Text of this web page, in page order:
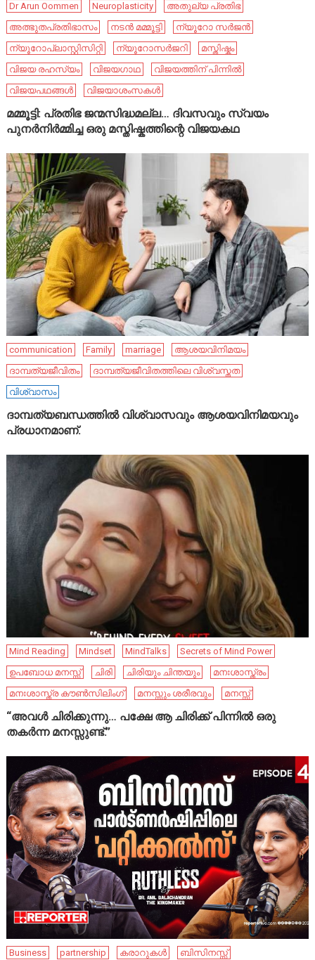
Dr Arun Oommen Neuroplasticity
അതുല്യ പ്രതിഭ
അത്ഭുതപ്രതിഭാസം
നടൻ മമ്മൂട്ടി
ന്യൂറോ സർജൻ
ന്യൂറോപ്ലാസ്റ്റിസിറ്റി
ന്യൂറോസർജറി
മസ്തിഷ്കം
വിജയ രഹസ്യം
വിജയഗാഥ
വിജയത്തിന് പിന്നിൽ
വിജയപഥങ്ങൾ
വിജയാശംസകൾ
മമ്മൂട്ടി: പ്രതിഭ ജന്മസിദ്ധമല്ല… ദിവസവും സ്വയം
പുനർനിർമ്മിച്ച ഒരു മസ്തിഷ്കത്തിന്റെ വിജയകഥ
communication Family marriage
ആശയവിനിമയം
ദാമ്പത്യജീവിതം
ദാമ്പത്യജീവിതത്തിലെ വിശ്വസ്തത
വിശ്വാസം
ദാമ്പത്യബന്ധത്തിൽ വിശ്വാസവും ആശയവിനിമയവും
പ്രധാനമാണ്.
Mind Reading Mindset MindTalks
Secrets of Mind Power
ഉപബോധ മനസ്സ്
ചിരി ചിരിയും ചിന്തയും
മനഃശാസ്ത്രം
മനഃശാസ്ത്ര കൗൺസിലിംഗ്
മനസ്സും ശരീരവും മനസ്സ്
“അവൾ ചിരിക്കുന്നു… പക്ഷേ ആ ചിരിക്ക് പിന്നിൽ ഒരു
തകർന്ന മനസ്സുണ്ട്.”
Business partnership കരാറുകൾ ബിസിനസ്സ്